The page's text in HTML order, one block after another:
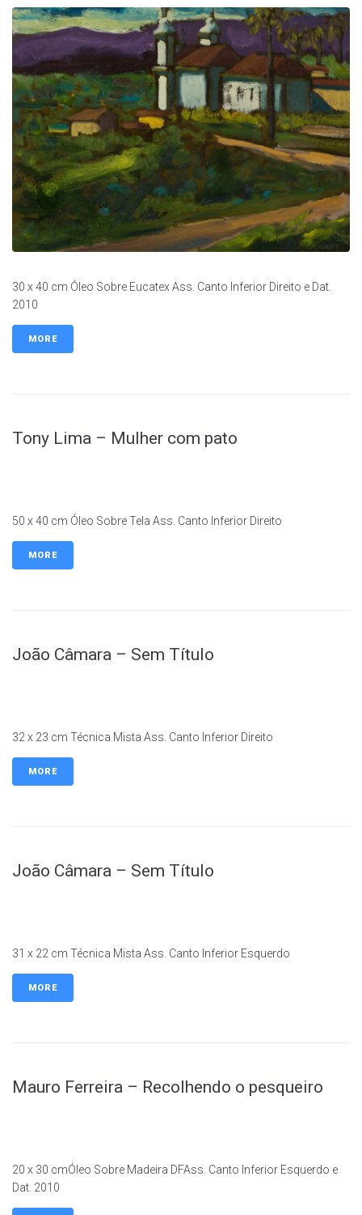
30 x 40 cm Óleo Sobre Eucatex Ass. Canto Inferior Direito e Dat.
2010
MORE
Tony Lima – Mulher com pato
50 x 40 cm Óleo Sobre Tela Ass. Canto Inferior Direito
MORE
João Câmara – Sem Título
32 x 23 cm Técnica Mista Ass. Canto Inferior Direito
MORE
João Câmara – Sem Título
31 x 22 cm Técnica Mista Ass. Canto Inferior Esquerdo
MORE
Mauro Ferreira – Recolhendo o pesqueiro
20 x 30 cmÓleo Sobre Madeira DFAss. Canto Inferior Esquerdo e
Dat. 2010